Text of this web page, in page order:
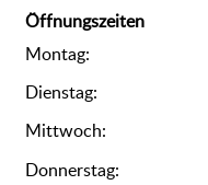
Öffnungszeiten
Montag:
Dienstag:
Mittwoch:
Donnerstag: